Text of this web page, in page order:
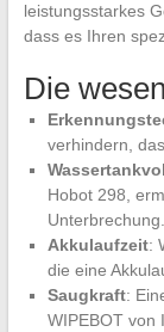
leistungsstarkes
dass es Ihren
Die
verhindern,
Hobot 298,
Unterbrechung.
Akkulaufzeit:
die eine
Saugkraft:
WIPEBOT von